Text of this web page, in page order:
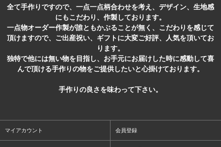
全て手作りですので、一点一点柄合わせを考え、デザイン、生地感
にもこだわり、作製しております。
一点物オーダー作製が誰ともかぶることが無く、こだわりを感じて
頂けますので、ご出産祝い、ギフトに大変ご好評、人気を頂いてお
ります。
独特で他には無い物を目指し、お手元にお届けした時に感動して喜
んで頂ける手作りの物をご提供したいと心掛けております。
手作りの良さを味わって下さい。
マイアカウント 会員登録